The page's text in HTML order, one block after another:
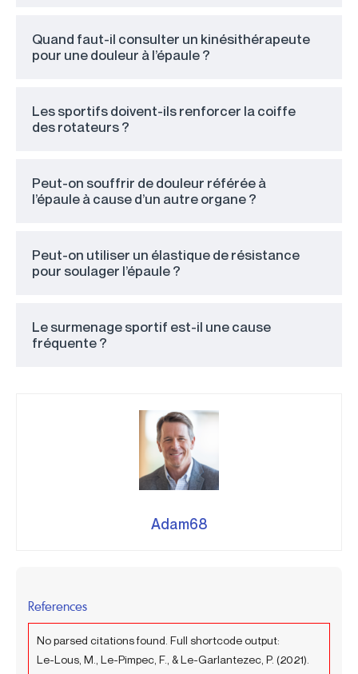
Quand faut-il consulter un kinésithérapeute
pour une douleur à l’épaule ?
Les sportifs doivent-ils renforcer la coiffe
des rotateurs ?
Peut-on souffrir de douleur référée à
l’épaule à cause d’un autre organe ?
Peut-on utiliser un élastique de résistance
pour soulager l’épaule ?
Le surmenage sportif est-il une cause
fréquente ?
Adam68
References
No parsed citations found. Full shortcode output:
Le-Lous, M., Le-Pimpec, F., & Le-Garlantezec, P. (2021).